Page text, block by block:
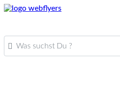
Was suchst Du ?